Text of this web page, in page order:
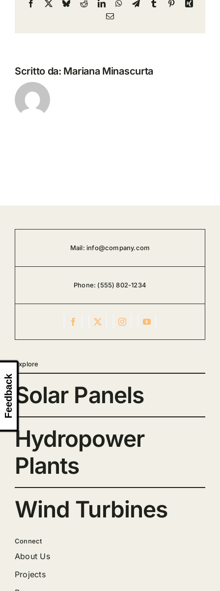
Facebook BlueskyRedditLinkedInWhatsApp
TelegramTumblr PinterestXing
Email
Scritto da: Mariana Minascurta
Mail: info@company.com
Phone: (555) 802-1234
Explore
Solar Panels
Hydropower
Plants
Wind Turbines
Connect
About Us
Projects
Feedback